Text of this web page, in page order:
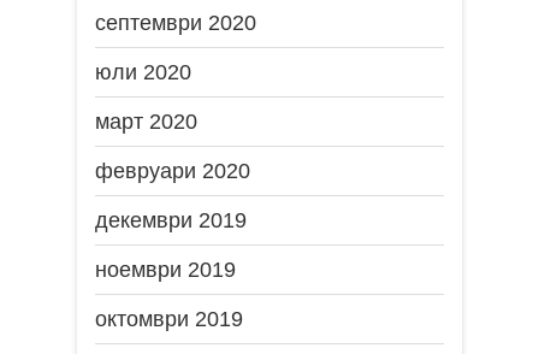
септември 2020
юли 2020
март 2020
февруари 2020
декември 2019
ноември 2019
октомври 2019